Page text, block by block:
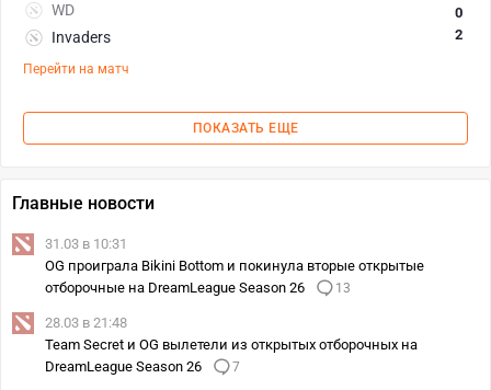
WD
Invaders
0
2
Перейти на матч
ПОКАЗАТЬ ЕЩЕ
Главные новости
31.03 в 10:31
OG проиграла Bikini Bottom и покинула вторые открытые
отборочные на DreamLeague Season 26
13
28.03 в 21:48
Team Secret и OG вылетели из открытых отборочных на
DreamLeague Season 26
7